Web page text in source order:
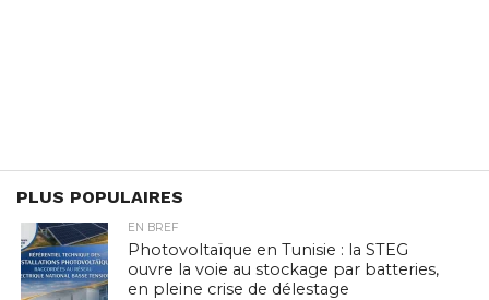
PLUS POPULAIRES
EN BREF
Photovoltaïque en Tunisie : la STEG
ouvre la voie au stockage par batteries,
en pleine crise de délestage